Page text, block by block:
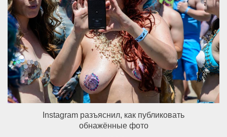
Instagram разъяснил, как публиковать
обнажённые фото